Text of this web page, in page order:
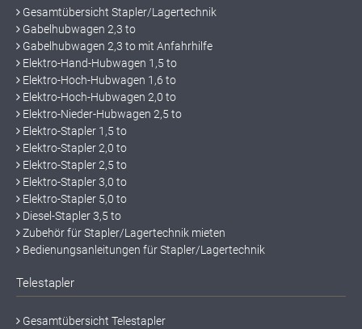
Gesamtübersicht Stapler/Lagertechnik
Gabelhubwagen 2,3 to
Gabelhubwagen 2,3 to mit Anfahrhilfe
Elektro-Hand-Hubwagen 1,5 to
Elektro-Hoch-Hubwagen 1,6 to
Elektro-Hoch-Hubwagen 2,0 to
Elektro-Nieder-Hubwagen 2,5 to
Elektro-Stapler 1,5 to
Elektro-Stapler 2,0 to
Elektro-Stapler 2,5 to
Elektro-Stapler 3,0 to
Elektro-Stapler 5,0 to
Diesel-Stapler 3,5 to
Zubehör für Stapler/Lagertechnik mieten
Bedienungsanleitungen für Stapler/Lagertechnik
Telestapler
Gesamtübersicht Telestapler